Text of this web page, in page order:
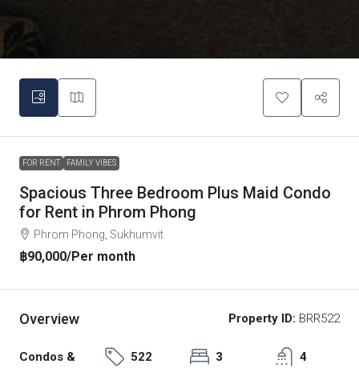
FOR RENT FAMILY VIBES
Spacious Three Bedroom Plus Maid Condo
for Rent in Phrom Phong
Phrom Phong, Sukhumvit
฿90,000/Per month
Overview Property ID: BRR522
Condos &
522
3
4